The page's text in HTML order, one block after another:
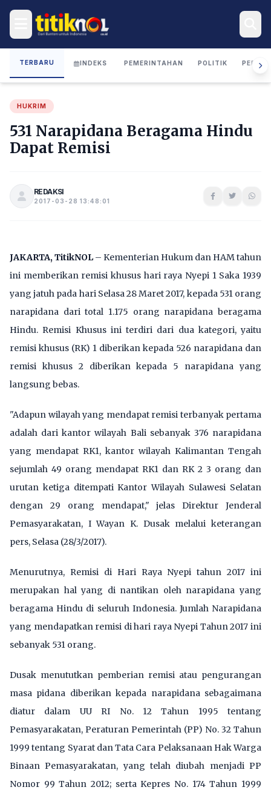
TERBARU INDEKS PEMERINTAHAN POLITIK
HUKRIM
531 Narapidana Beragama Hindu
Dapat Remisi
REDAKSI
2017-03-28 13:48:01
JAKARTA, TitikNOL – Kementerian Hukum dan HAM tahun
ini memberikan remisi khusus hari raya Nyepi 1 Saka 1939
yang jatuh pada hari Selasa 28 Maret 2017, kepada 531 orang
narapidana dari total 1.175 orang narapidana beragama
Hindu. Remisi Khusus ini terdiri dari dua kategori, yaitu
remisi khusus (RK) 1 diberikan kepada 526 narapidana dan
remisi khusus 2 diberikan kepada 5 narapidana yang
langsung bebas.
"Adapun wilayah yang mendapat remisi terbanyak pertama
adalah dari kantor wilayah Bali sebanyak 376 narapidana
yang mendapat RK1, kantor wilayah Kalimantan Tengah
sejumlah 49 orang mendapat RK1 dan RK 2 3 orang dan
urutan ketiga ditempati Kantor Wilayah Sulawesi Selatan
dengan 29 orang mendapat," jelas Direktur Jenderal
Pemasyarakatan, I Wayan K. Dusak melalui keterangan
pers, Selasa (28/3/2017).
Menurutnya, Remisi di Hari Raya Nyepi tahun 2017 ini
merupakan hal yang di nantikan oleh narapidana yang
beragama Hindu di seluruh Indonesia. Jumlah Narapidana
yang mendapatkan remisi di hari raya Nyepi Tahun 2017 ini
sebanyak 531 orang.
Dusak menututkan pemberian remisi atau pengurangan
masa pidana diberikan kepada narapidana sebagaimana
diatur dalam UU RI No. 12 Tahun 1995 tentang
Pemasyarakatan, Peraturan Pemerintah (PP) No. 32 Tahun
1999 tentang Syarat dan Tata Cara Pelaksanaan Hak Warga
Binaan Pemasyarakatan, yang telah diubah menjadi PP
Nomor 99 Tahun 2012; serta Kepres No. 174 Tahun 1999